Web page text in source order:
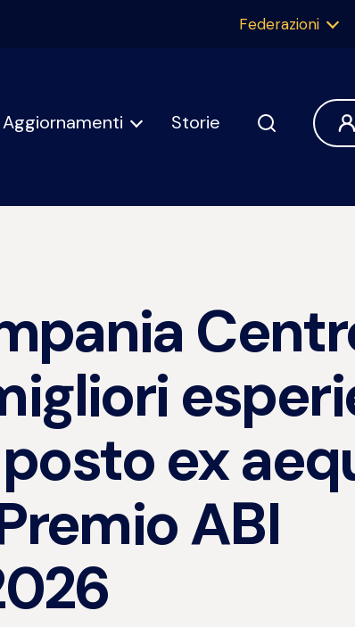
Aggiornamenti Storie
Federazioni
ex
ABI